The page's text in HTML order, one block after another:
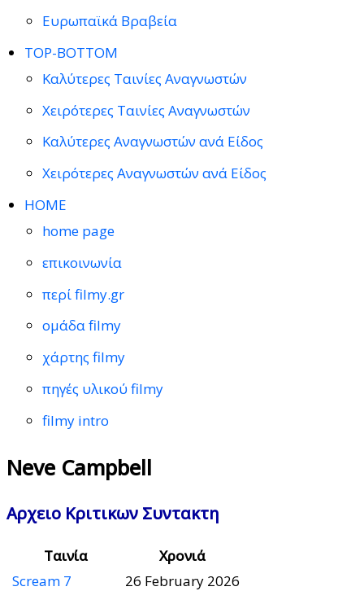
Ευρωπαϊκά Βραβεία
TOP-BOTTOM
Καλύτερες Ταινίες Αναγνωστών
Χειρότερες Ταινίες Αναγνωστών
Καλύτερες Αναγνωστών ανά Είδος
Χειρότερες Αναγνωστών ανά Είδος
HOME
home page
επικοινωνία
περί filmy.gr
ομάδα filmy
χάρτης filmy
πηγές υλικού filmy
filmy intro
Neve Campbell
Αρχειο Κριτικων Συντακτη
Ταινία
Χρονιά
Scream 7
26 February 2026